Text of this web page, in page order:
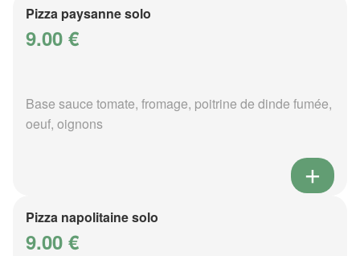
Pizza paysanne solo
9.00 €
Base sauce tomate, fromage, poitrine de dinde fumée,
oeuf, oignons
Pizza napolitaine solo
9.00 €